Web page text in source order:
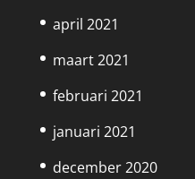
april 2021
maart 2021
februari 2021
januari 2021
december 2020